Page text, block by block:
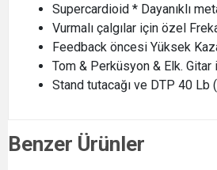
Supercardioid * Dayanıklı
Vurmalı çalgılar için özel
Feedback öncesi Yüksek
Tom & Perküsyon & Elk. Gitar
Stand tutacağı ve DTP 40 Lb
Benzer Ürünler